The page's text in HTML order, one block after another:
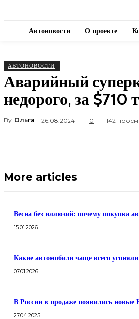
Автоновости О проекте
АВТОНОВОСТИ
Аварийный
недорого, за $710
By Ольга 26.08.2024 0 142
More articles
Весна без иллюзий: почему покупка
15.01.2026
Какие автомобили чаще всего угоняли
07.01.2026
В России в продаже появились новые
27.04.2025